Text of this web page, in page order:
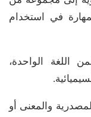
في استخدام
اللغة الواحدة،
والمعنى أو